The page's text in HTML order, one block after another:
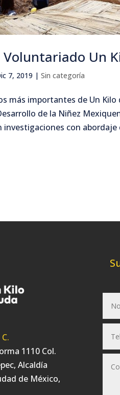
Voluntariado Un
7, 2019 | Sin categoría
más importantes de Un
de la Niñez
investigaciones con
1110 Col.
Alcaldía
de México,